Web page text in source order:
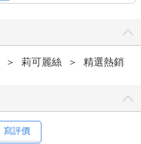
＞ 莉可麗絲 ＞ 精選熱銷
寫評價